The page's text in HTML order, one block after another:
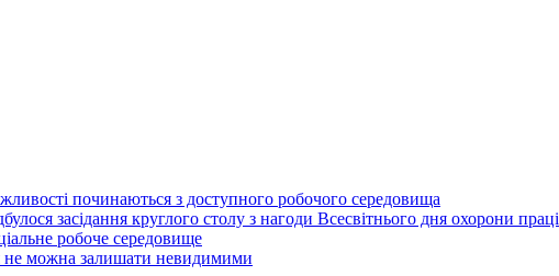
починаються з доступного робочого середовища
засідання круглого столу з нагоди Всесвітнього дня охорони праці
робоче середовище
не можна залишати невидимими